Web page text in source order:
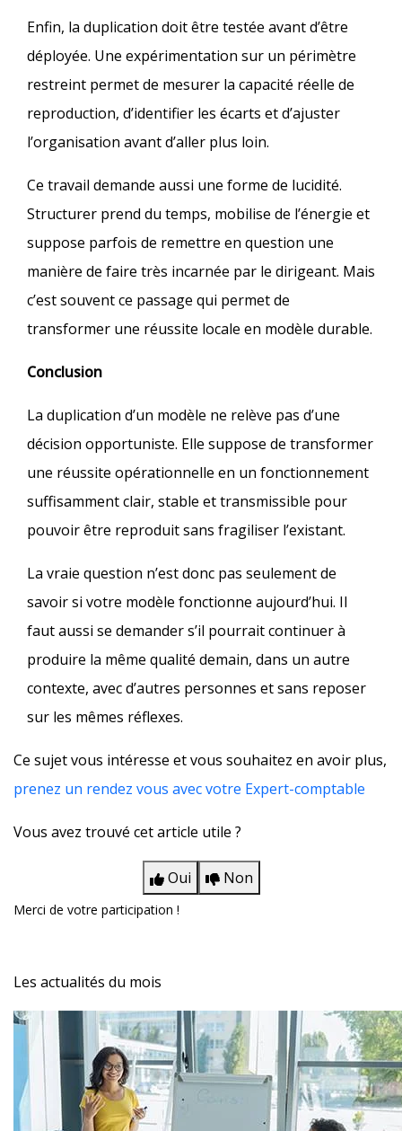
Enfin, la duplication doit être testée avant d’être
déployée. Une expérimentation sur un périmètre
restreint permet de mesurer la capacité réelle de
reproduction, d’identifier les écarts et d’ajuster
l’organisation avant d’aller plus loin.
Ce travail demande aussi une forme de lucidité.
Structurer prend du temps, mobilise de l’énergie et
suppose parfois de remettre en question une
manière de faire très incarnée par le dirigeant. Mais
c’est souvent ce passage qui permet de
transformer une réussite locale en modèle durable.
Conclusion
La duplication d’un modèle ne relève pas d’une
décision opportuniste. Elle suppose de transformer
une réussite opérationnelle en un fonctionnement
suffisamment clair, stable et transmissible pour
pouvoir être reproduit sans fragiliser l’existant.
La vraie question n’est donc pas seulement de
savoir si votre modèle fonctionne aujourd’hui. Il
faut aussi se demander s’il pourrait continuer à
produire la même qualité demain, dans un autre
contexte, avec d’autres personnes et sans reposer
sur les mêmes réflexes.
Ce sujet vous intéresse et vous souhaitez en avoir plus,
prenez un rendez vous avec votre Expert-comptable
Vous avez trouvé cet article utile ?
Oui Non
Merci de votre participation !
Les actualités du mois